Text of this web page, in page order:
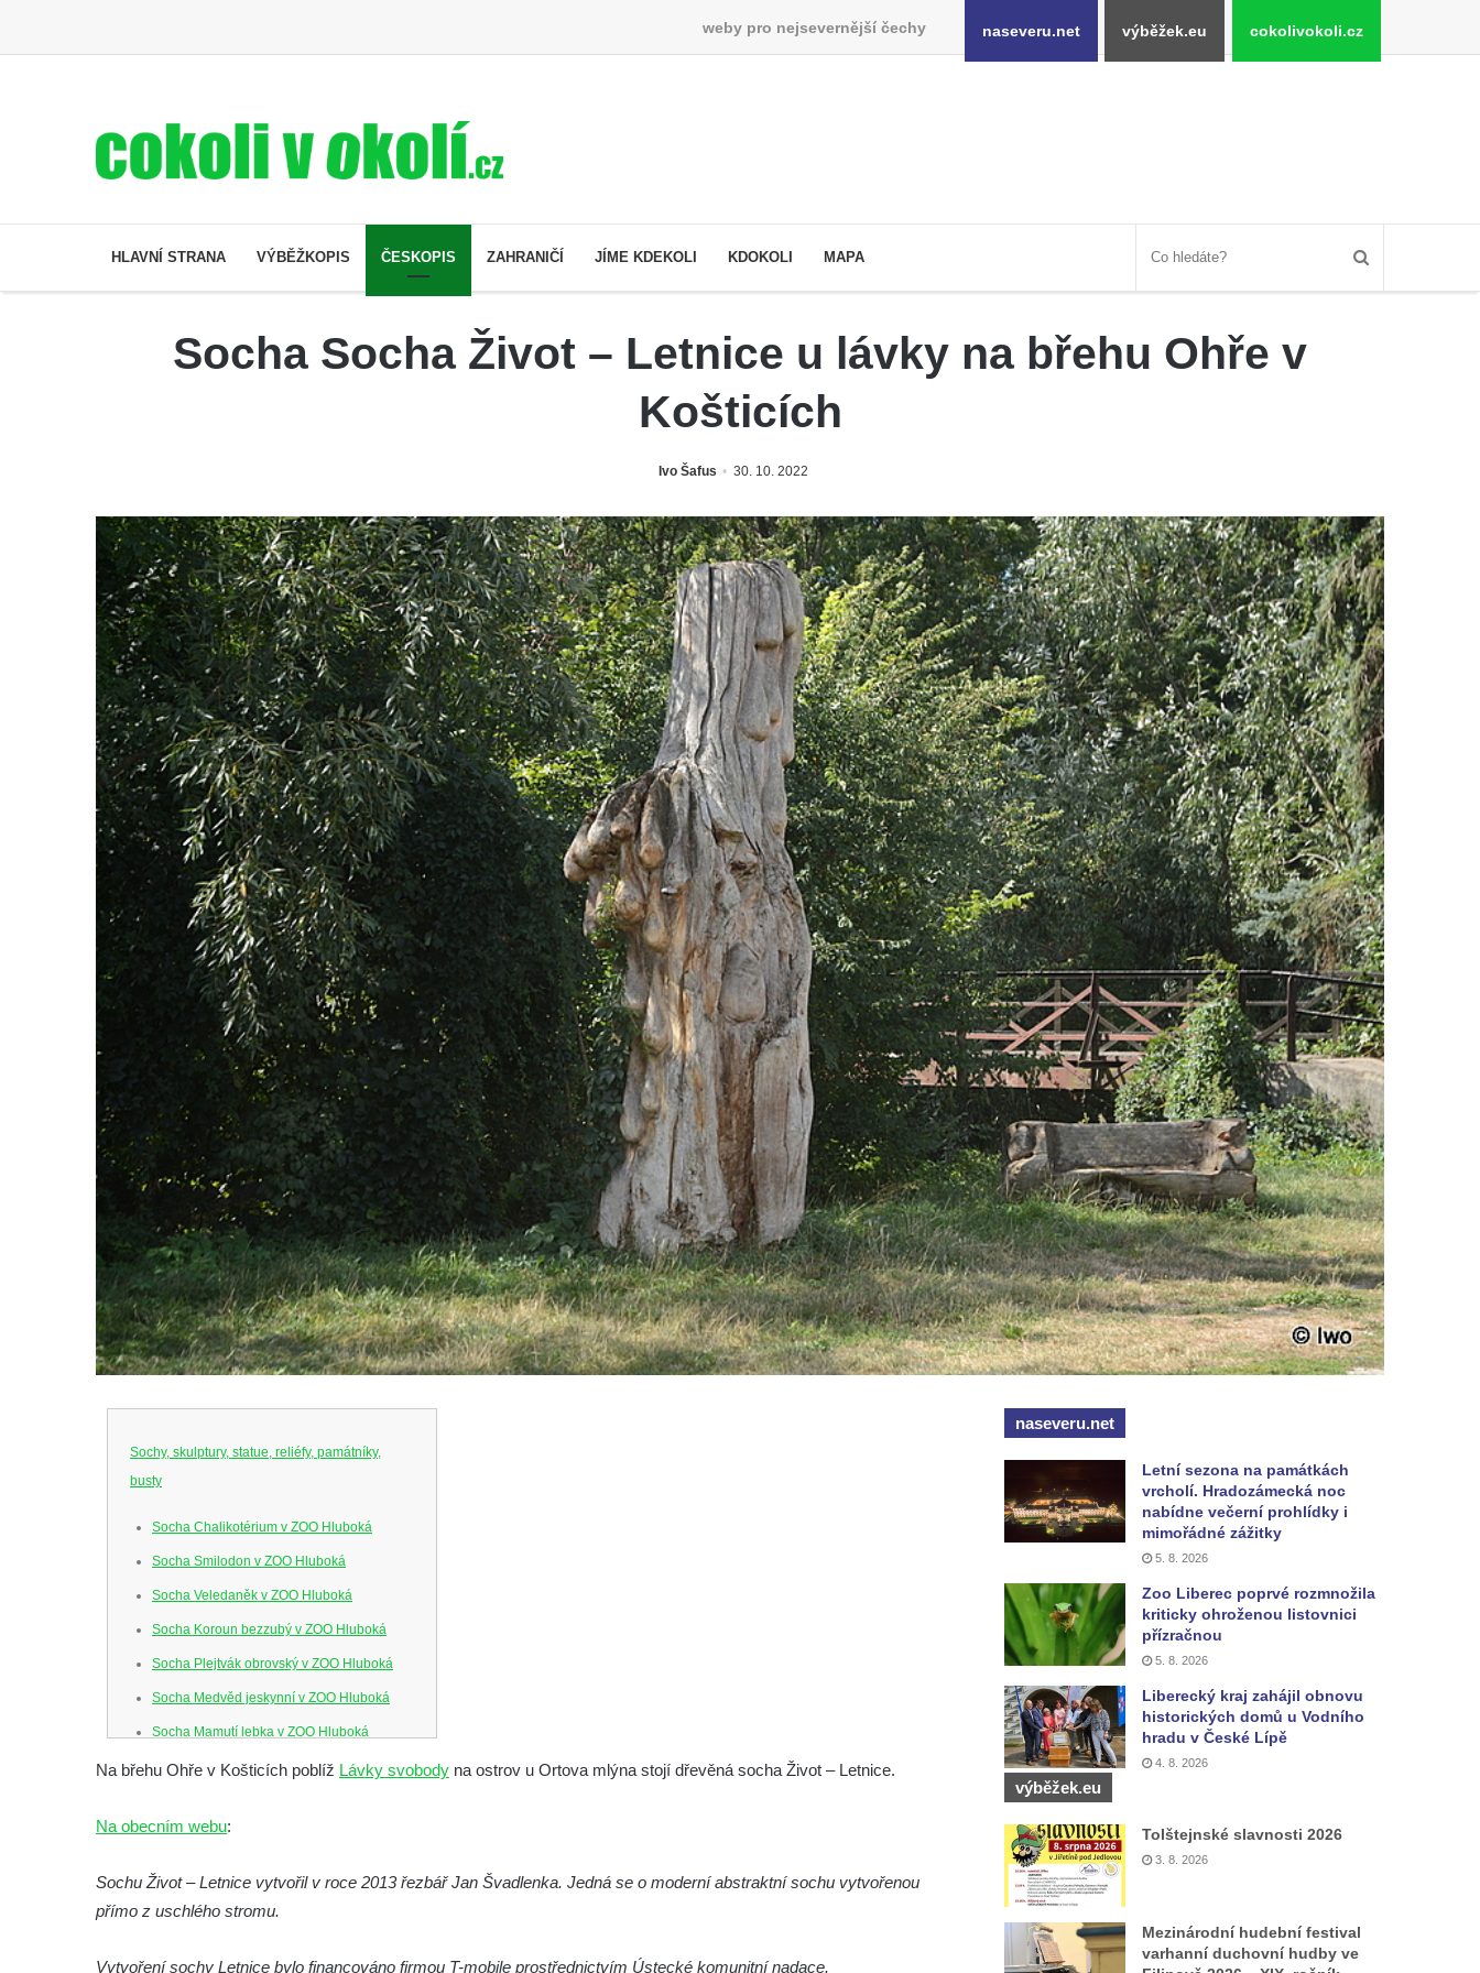
weby pro nejsevernější čechy naseveru.net výběžek.eu cokolivokoli.cz
HLAVNÍ STRANA VÝBĚŽKOPIS ČESKOPIS ZAHRANIČÍ JÍME KDEKOLI KDOKOLI MAPA
Socha Socha Život – Letnice u lávky na břehu Ohře v
Košticích
Ivo Šafus 30. 10. 2022
Sochy, skulptury, statue, reliéfy, památníky,
busty
Socha Chalikotérium v ZOO Hluboká
Socha Smilodon v ZOO Hluboká
Socha Veledaněk v ZOO Hluboká
Socha Koroun bezzubý v ZOO Hluboká
Socha Plejtvák obrovský v ZOO Hluboká
Socha Medvěd jeskynní v ZOO Hluboká
Socha Mamutí lebka v ZOO Hluboká
Socha Mamut srstnatý v ZOO Hluboká
Socha Vydry si hrají v ZOO Hluboká
Socha Matka příroda v ZOO Hluboká
Na břehu Ohře v Košticích poblíž Lávky svobody na ostrov u Ortova mlýna stojí dřevěná socha Život – Letnice.
Na obecním webu:
Sochu Život – Letnice vytvořil v roce 2013 řezbář Jan Švadlenka. Jedná se o moderní abstraktní sochu vytvořenou
přímo z uschlého stromu.
Vytvoření sochy Letnice bylo financováno firmou T-mobile prostřednictvím Ústecké komunitní nadace.
naseveru.net
Letní sezona na památkách
vrcholí. Hradozámecká noc
nabídne večerní prohlídky i
mimořádné zážitky
5. 8. 2026
Zoo Liberec poprvé rozmnožila
kriticky ohroženou listovnici
přízračnou
5. 8. 2026
Liberecký kraj zahájil obnovu
historických domů u Vodního
hradu v České Lípě
4. 8. 2026
výběžek.eu
Tolštejnské slavnosti 2026
3. 8. 2026
Mezinárodní hudební festival
varhanní duchovní hudby ve